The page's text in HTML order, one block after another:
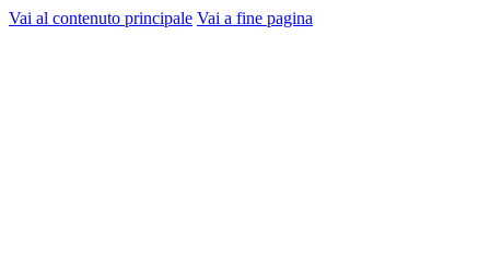
Vai al contenuto principale Vai a fine pagina